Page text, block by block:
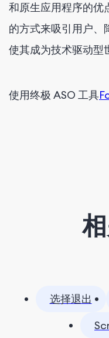
和原生应用程序的优
的方式来吸引用户、
使其成为技术驱动型
使用终极 ASO 工具
选择退出